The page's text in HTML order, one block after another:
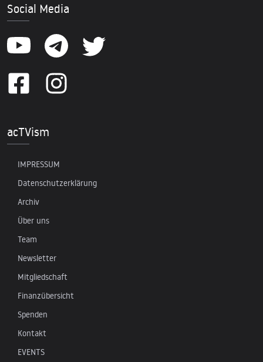
Social Media
acTVism
IMPRESSUM
Datenschutzerklärung
Archiv
Über uns
Team
Newsletter
Mitgliedschaft
Finanzübersicht
Spenden
Kontakt
EVENTS